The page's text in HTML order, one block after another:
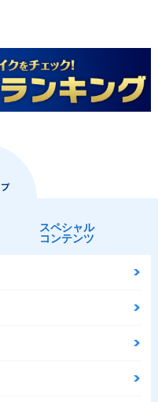
スペシャル
コンテンツ